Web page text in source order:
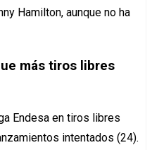
Hamilton, aunque no ha
más tiros libres
Endesa en tiros libres
intentados (24).